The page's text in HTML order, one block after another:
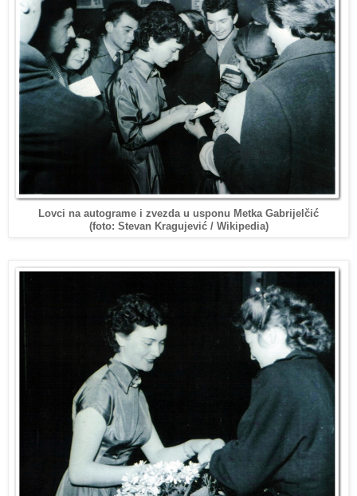
Lovci na autograme i zvezda u usponu Metka Gabrijelčić
(foto: Stevan Kragujević/ Wikipedia)